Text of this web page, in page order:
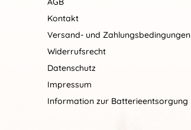
Kontakt
Versand- und Zahlungsbedingungen
Widerrufsrecht
Datenschutz
Impressum
Information zur Batterieentsorgung